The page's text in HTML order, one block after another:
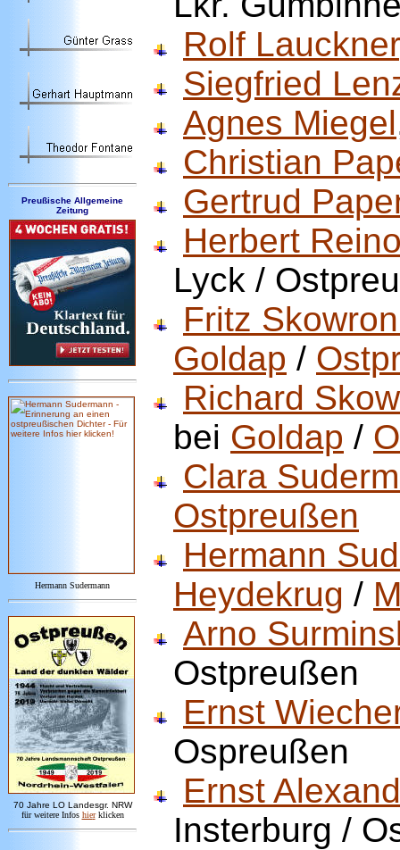
Preußische Allgemeine
Zeitung
Hermann Sudermann
70 Jahre LO Landesgr. NRW
für weitere Infos hier klicken
Rolf Lauckner
Siegfried
Agnes Miegel
Christian
Gertrud
Herbert
Lyck /
Fritz
Goldap /
Richard
bei Goldap /
Clara
Ostpreußen
Hermann
Heydekrug /
Arno
Ostpreußen
Ernst
Ospreußen
Ernst
Insterburg /